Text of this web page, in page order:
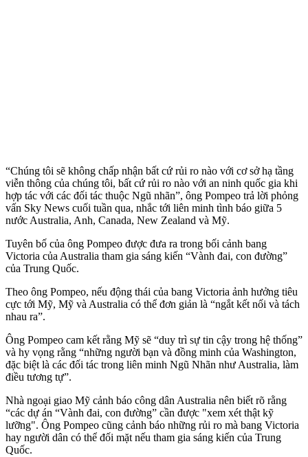
“Chúng tôi sẽ không chấp nhận bất cứ rủi ro nào với cơ sở hạ tầng
viễn thông của chúng tôi, bất cứ rủi ro nào với an ninh quốc gia khi
hợp tác với các đối tác thuộc Ngũ nhãn”, ông Pompeo trả lời phỏng
vấn Sky News cuối tuần qua, nhắc tới liên minh tình báo giữa 5
nước Australia, Anh, Canada, New Zealand và Mỹ.
Tuyên bố của ông Pompeo được đưa ra trong bối cảnh bang
Victoria của Australia tham gia sáng kiến “Vành đai, con đường”
của Trung Quốc.
Theo ông Pompeo, nếu động thái của bang Victoria ảnh hưởng tiêu
cực tới Mỹ, Mỹ và Australia có thể đơn giản là “ngắt kết nối và tách
nhau ra”.
Ông Pompeo cam kết rằng Mỹ sẽ “duy trì sự tin cậy trong hệ thống”
và hy vọng rằng “những người bạn và đồng minh của Washington,
đặc biệt là các đối tác trong liên minh Ngũ Nhãn như Australia, làm
điều tương tự”.
Nhà ngoại giao Mỹ cảnh báo công dân Australia nên biết rõ rằng
“các dự án “Vành đai, con đường” cần được "xem xét thật kỹ
lưỡng". Ông Pompeo cũng cảnh báo những rủi ro mà bang Victoria
hay người dân có thể đối mặt nếu tham gia sáng kiến của Trung
Quốc.